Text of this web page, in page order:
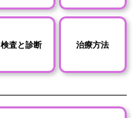
検査と診断 治療方法